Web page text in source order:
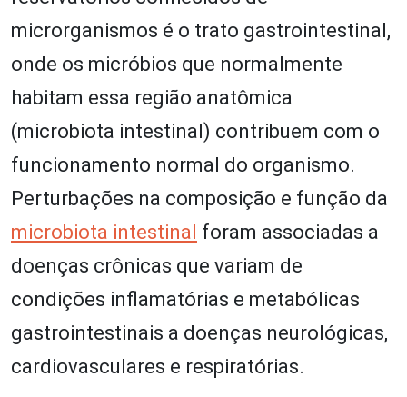
microrganismos é o trato gastrointestinal,
onde os micróbios que normalmente
habitam essa região anatômica
(microbiota intestinal) contribuem com o
funcionamento normal do organismo.
Perturbações na composição e função da
microbiota intestinal foram associadas a
doenças crônicas que variam de
condições inflamatórias e metabólicas
gastrointestinais a doenças neurológicas,
cardiovasculares e respiratórias.